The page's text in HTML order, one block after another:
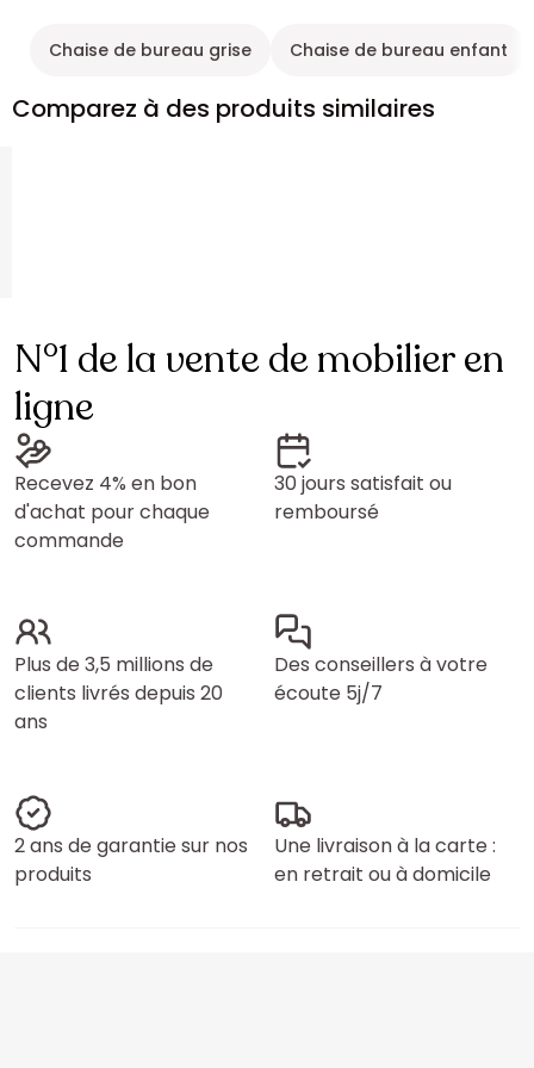
Chaise de bureau grise Chaise de bureau enfant
Comparez à des produits similaires
N°1 de la vente de mobilier en
ligne
Recevez 4% en bon
d'achat pour chaque
commande
30 jours satisfait ou
remboursé
Plus de 3,5 millions de
clients livrés depuis 20
ans
Des conseillers à votre
écoute 5j/7
2 ans de garantie sur nos
produits
Une livraison à la carte :
en retrait ou à domicile